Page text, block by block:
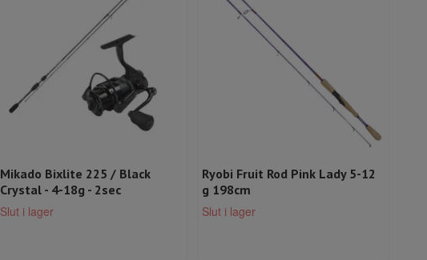
Mikado Bixlite 225 / Black
Crystal - 4-18g - 2sec
Slut i lager
Ryobi Fruit Rod Pink Lady 5-12
g 198cm
Slut i lager